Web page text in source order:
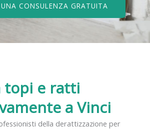
UNA CONSULENZA GRATUITA
topi e ratti
a Vinci
della derattizzazione per